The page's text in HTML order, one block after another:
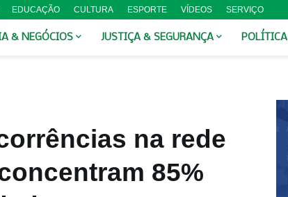
EDUCAÇÃO CULTURA ESPORTE VÍDEOS SERVIÇO
& NEGÓCIOS JUSTIÇA & SEGURANÇA POLÍTICA
na rede
85%